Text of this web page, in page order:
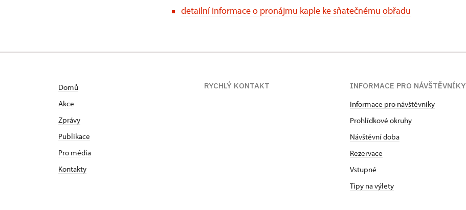
detailní informace o pronájmu kaple ke sňatečnému obřadu
Domů
Akce
Zprávy
Publikace
Pro média
Kontakty
RYCHLÝ KONTAKT
INFORMACE PRO NÁVŠTĚVNÍKY
Informace pro návštěvníky
Prohlídkové okruhy
Návštěvní doba
Rezervace
Vstupné
Tipy na výlety